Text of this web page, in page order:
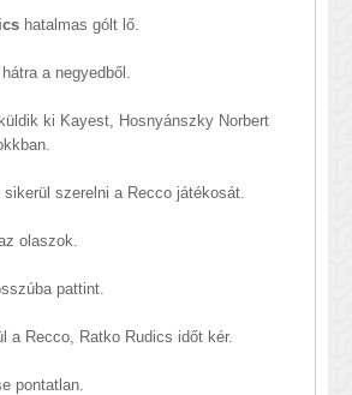
hatalmas gólt lő.
a negyedből.
ki Kayest, Hosnyánszky Norbert
szerelni a Recco játékosát.
olaszok.
pattint.
a Recco, Ratko Rudics időt kér.
pontatlan.